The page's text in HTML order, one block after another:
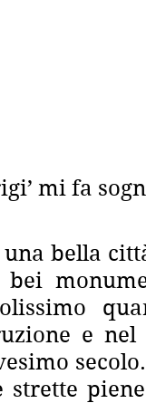
mi fa
bella
e
strette